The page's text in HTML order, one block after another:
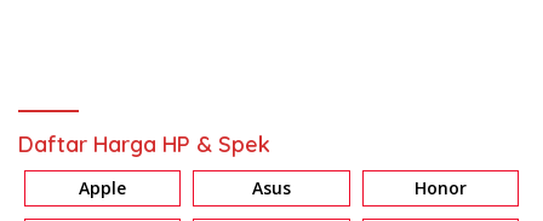
Daftar Harga HP & Spek
Apple Asus Honor